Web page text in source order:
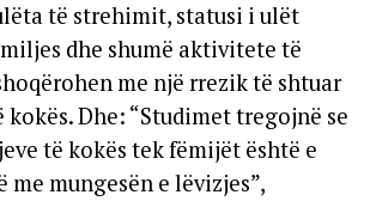
të strehimit, statusi i ulët
dhe shumë aktivitete të
me një rrezik të shtuar
kokës. Dhe: “Studimet tregojnë se
të kokës tek fëmijët është e
mungesën e lëvizjes”,